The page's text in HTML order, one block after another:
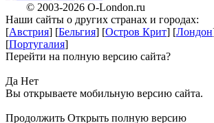
© 2003-2026 O-London.ru
Наши сайты о других странах и городах:
[Австрия] [Бельгия] [Остров Крит] [Лондон
[Португалия]
Перейти на полную версию сайта?
Да Нет
Вы открываете мобильную версию сайта.
Продолжить Открыть полную версию